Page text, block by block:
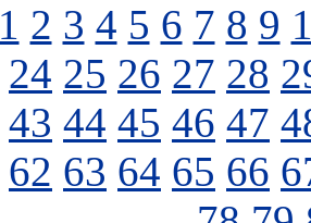
1 2 3 4 5 6 7 8 9
24 25 26 27 28
43 44 45 46 47
62 63 64 65 66